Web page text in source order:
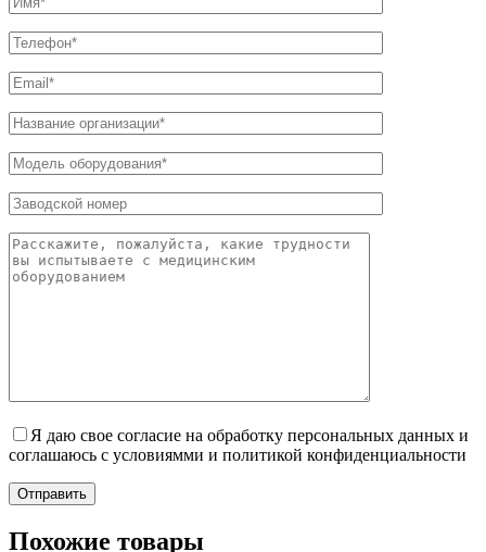
Я даю свое согласие на обработку персональных данных и
соглашаюсь с условиямми и политикой конфиденциальности
Отправить
Похожие товары